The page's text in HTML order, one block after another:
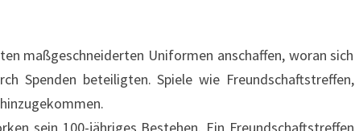
maßgeschneiderten Uniformen anschaffen, woran sich
Spenden beteiligten. Spiele wie Freundschaftstreffen,